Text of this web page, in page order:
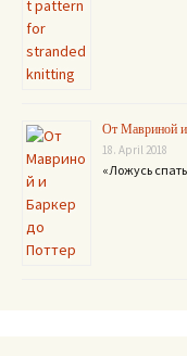
От Мавриной
18. April 2018
«Ложусь